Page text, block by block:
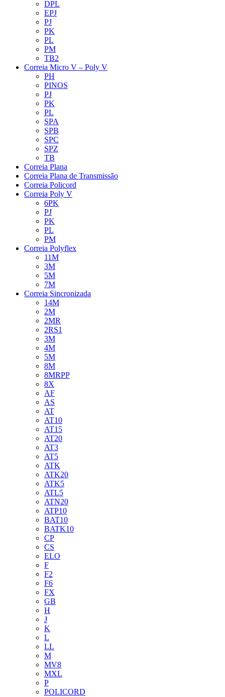
DPL
EPJ
PJ
PK
PL
PM
TB2
Correia Micro V – Poly V
PH
PINOS
PJ
PK
PL
SPA
SPB
SPC
SPZ
TB
Correia Plana
Correia Plana de Transmissão
Correia Policord
Correia Poly V
6PK
PJ
PK
PL
PM
Correia Polyflex
11M
3M
5M
7M
Correia Sincronizada
14M
2M
2MR
2RS1
3M
4M
5M
8M
8MRPP
8X
AF
AS
AT
AT10
AT15
AT20
AT3
AT5
ATK
ATK20
ATK5
ATL5
ATN20
ATP10
BAT10
BATK10
CP
CS
ELO
F
F2
F6
FX
GB
H
J
K
L
LL
M
MV8
MXL
P
POLICORD